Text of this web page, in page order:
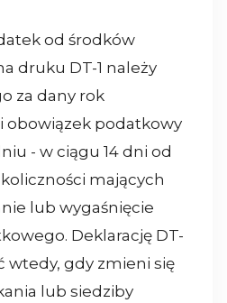
od środków
druku DT-1 należy
za dany rok
obowiązek podatkowy
- w ciągu 14 dni od
mających
lub wygaśnięcie
Deklarację DT-
wtedy, gdy zmieni się
lub siedziby